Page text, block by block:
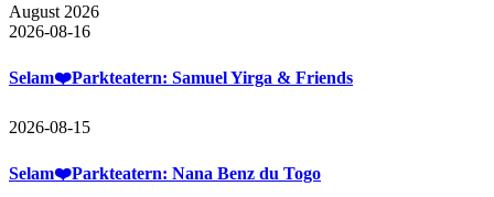
August 2026
2026-08-16
Selam❤️Parkteatern: Samuel Yirga & Friends
2026-08-15
Selam❤️Parkteatern: Nana Benz du Togo